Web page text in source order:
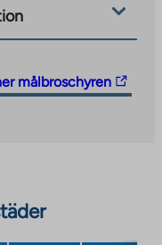
målbroschyren